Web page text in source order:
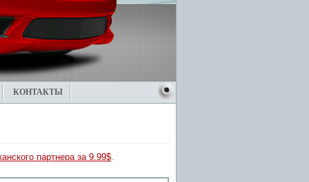
КОНТАКТЫ
партнера за 9.99$.